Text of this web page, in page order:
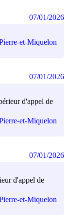
et-Miquelon
07/01/2026
d'appel de
et-Miquelon
07/01/2026
d'appel de
et-Miquelon
07/01/2026